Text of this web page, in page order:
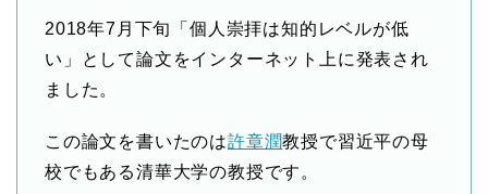
2018年7月下旬「個人崇拝は知的レベルが低
い」として論文をインターネット上に発表され
ました。
この論文を書いたのは許章潤教授で習近平の母
校でもある清華大学の教授です。